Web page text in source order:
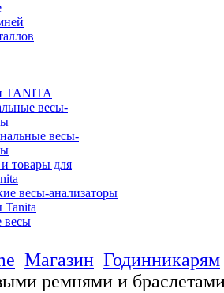
TANITA
весы-
весы-
товары для
весы-анализаторы
весы
Магазин Годинникарям
ремнями и